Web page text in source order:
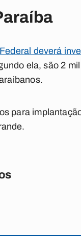
deverá
ela, são 2
para